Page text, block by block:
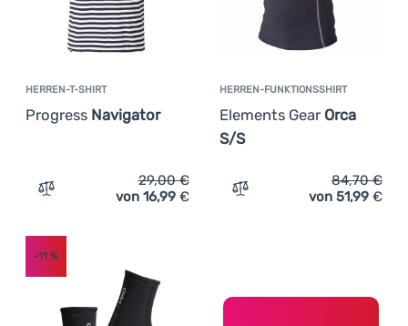
HERREN-T-SHIRT
Progress Navigator
Zum Vergleich 'Herren-T-Shirt Progress Navigator'
29,00€
von 16,99 €
HERREN-FUNKTIONSSHIRT
Elements Gear Orca
S/S
Zum Vergleich 'Herren-
84,70€
von 51,99 €
-11 %